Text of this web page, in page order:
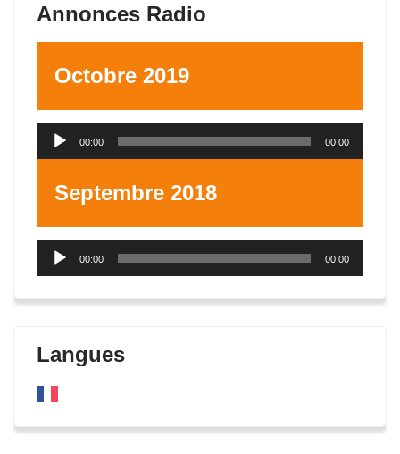
Annonces Radio
Octobre 2019
Lecteur
00:00 00:00
Septembre 2018
Lecteur
00:00 00:00
Langues